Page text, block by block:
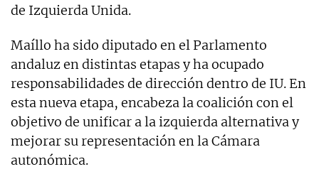
de Izquierda Unida.
Maíllo ha sido diputado en el Parlamento
andaluz en distintas etapas y ha ocupado
responsabilidades de dirección dentro de IU. En
esta nueva etapa, encabeza la coalición con el
objetivo de unificar a la izquierda alternativa y
mejorar su representación en la Cámara
autonómica.